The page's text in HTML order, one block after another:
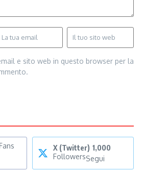
e sito web in questo browser per la
X (Twitter) 1,000
FollowersSegui